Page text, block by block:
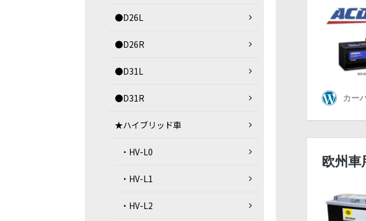
●D26L
●D26R
●D31L
●D31R
★ハイブリッド車
・HV-L0
・HV-L1
・HV-L2